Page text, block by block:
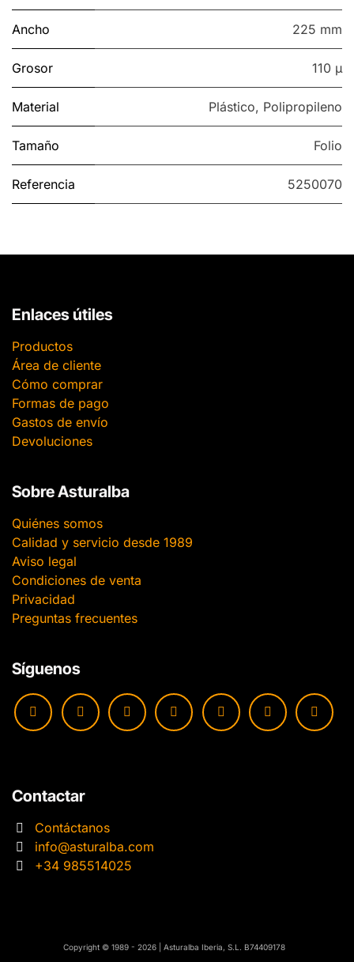
Ancho 225 mm
Grosor 110 µ
Material Plástico, Polipropileno
Tamaño Folio
Referencia 5250070
Enlaces útiles
Productos
Área de cliente
Cómo comprar
Formas de pago
Gastos de envío
Devoluciones
Sobre Asturalba
Quiénes somos
Calidad y servicio desde 1989
Aviso legal
Condiciones de venta
Privacidad
Preguntas frecuentes
Síguenos
Contactar
Contáctanos
info@asturalba.com
+34 985514025
​​Copyright © 1989 - 2026 | Asturalba Iberia, S.L. B74409178